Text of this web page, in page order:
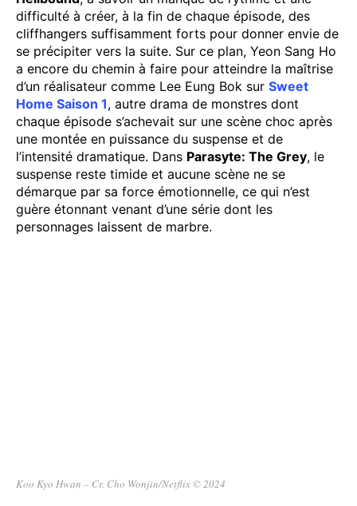
difficulté à créer, à la fin de chaque épisode, des
cliffhangers suffisamment forts pour donner envie de
se précipiter vers la suite. Sur ce plan, Yeon Sang Ho
a encore du chemin à faire pour atteindre la maîtrise
d’un réalisateur comme Lee Eung Bok sur Sweet
Home Saison 1, autre drama de monstres dont
chaque épisode s’achevait sur une scène choc après
une montée en puissance du suspense et de
l’intensité dramatique. Dans Parasyte: The Grey, le
suspense reste timide et aucune scène ne se
démarque par sa force émotionnelle, ce qui n’est
guère étonnant venant d’une série dont les
personnages laissent de marbre.
Koo Kyo Hwan – Cr. Cho Wonjin/Netflix © 2024